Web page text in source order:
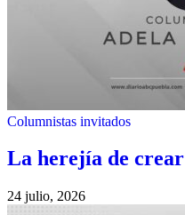
Columnistas invitados
La herejía de crear
24 julio, 2026